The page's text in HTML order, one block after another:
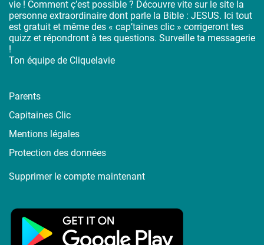
vie ! Comment ç’est possible ? Découvre vite sur le site la
personne extraordinaire dont parle la Bible : JESUS. Ici tout
est gratuit et même des « cap’taines clic » corrigeront tes
quizz et répondront à tes questions. Surveille ta messagerie
!
Ton équipe de Cliquelavie
Parents
Capitaines Clic
Mentions légales
Protection des données
Supprimer le compte maintenant